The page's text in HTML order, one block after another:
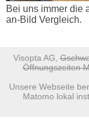
Bei uns immer die
an-Bild Vergleich.
Visopta AG,
Öffnungszeiten
Unsere Webseite
Matomo lokal